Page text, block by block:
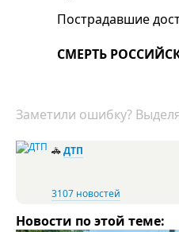
Пострадавшие
СМЕРТЬ
Заметили ошибку?
🚓ДТП
3107 новостей
Новости по этой теме: